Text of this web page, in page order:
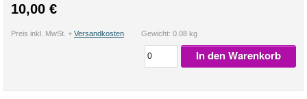
10,00 €
Preis inkl. MwSt. + Versandkosten Gewicht: 0.08 kg
In den Warenkorb